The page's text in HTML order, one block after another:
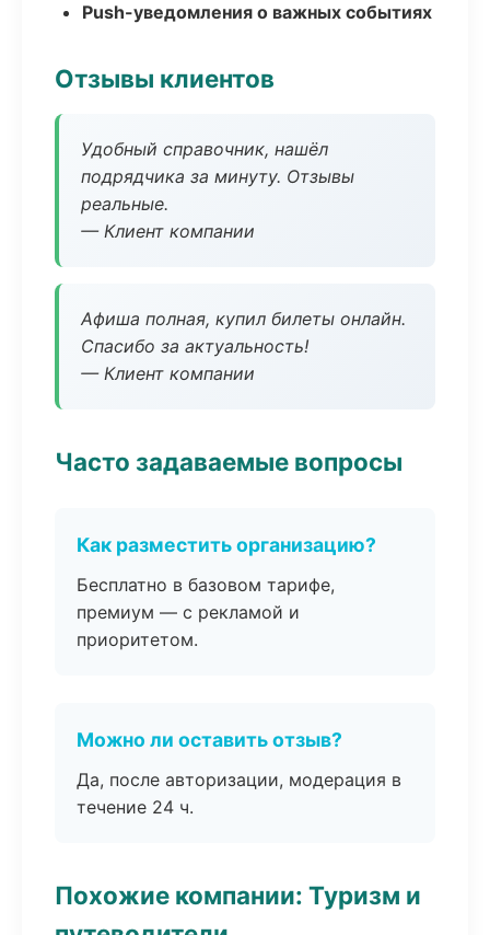
Push-уведомления о важных событиях
Отзывы клиентов
Удобный справочник, нашёл
подрядчика за минуту. Отзывы
реальные.
— Клиент компании
Афиша полная, купил билеты онлайн.
Спасибо за актуальность!
— Клиент компании
Часто задаваемые вопросы
Как разместить организацию?
Бесплатно в базовом тарифе,
премиум — с рекламой и
приоритетом.
Можно ли оставить отзыв?
Да, после авторизации, модерация в
течение 24 ч.
Похожие компании: Туризм и